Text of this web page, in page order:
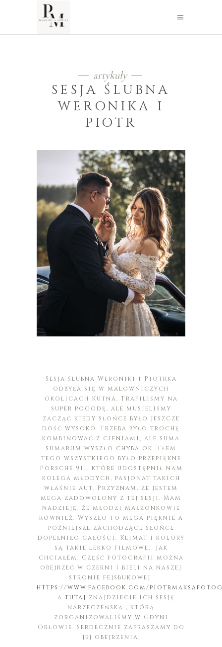
artykuły
SESJA ŚLUBNA
WERONIKA I
PIOTR
Sesja ślubna Weroniki i Piotrka
odbyła się w malowniczych
okolicach Kutna. Trafiliśmy na
super pogodę, ale musieliśmy
zacząć kiedy słońce było jeszcze
dość wysoko. Trzeba było trochę
kombinować z cieniami, ale suma
sumarum wyszło chyba ok. Tłem
tego wszystkiego było przepiękne
Porsche 911, które udostępnił nam
kolega młodych, pasjonat takich
właśnie aut. Przyznam, że jestem
mega zadowolony z tej sesji. Mam
nadzieję, że młodzi małżonkowie
również. Wyszło to mega pięknie a
późniejsze zachodzące słońce
dopełniło całości. Klimat i kolory
są takie lekko filmowe, jak
chciałem. Część fotografii można
obejrzeć w czerni i bieli na naszej
stronie fejsbukowej
https://www.facebook.com/
a tutaj znajdziecie ich sesję
narzeczeńską , którą
zorganizowaliśmy w Gdyni
Orłowie. Serdecznie zapraszamy do
jej obejrzenia.